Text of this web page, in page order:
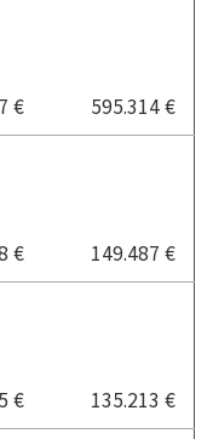
€ 595.314 €
€ 149.487 €
€ 135.213 €